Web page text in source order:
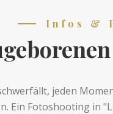
Infos &
jeden
Ein Fotoshooting